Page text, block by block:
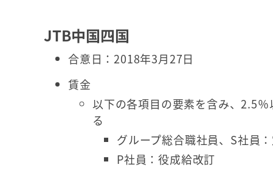
JTB中国四国
合意日：2018年3月27日
賃金
以下の各項目の要素を含み、2.5
る
グループ総合職社員、S社員
P社員：役成給改訂